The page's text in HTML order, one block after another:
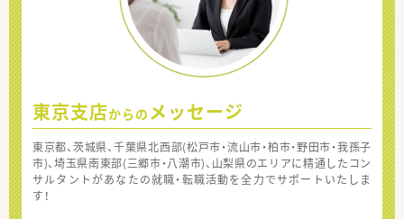
東京支店からの メッセージ
東京都、茨城県、千葉県北西部(松戸市・流山市・柏市・野田市・我孫子
市)、埼玉県南東部(三郷市・八潮市)、山梨県のエリアに精通したコン
サルタントがあなたの就職・転職活動を全力でサポートいたしま
す！